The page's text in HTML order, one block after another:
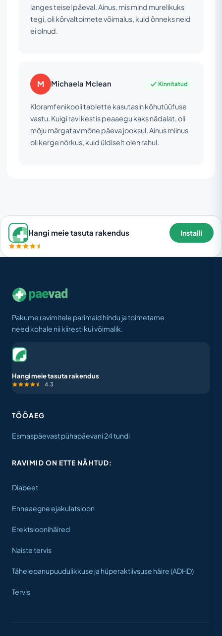
langes teisel päeval. Ainus, mis mind murelikuks
tegi, oli kõrvaltoimete võimalus, kuid õnneks neid
ei olnud.
M Michaela Mclean Kinnitatud
Kloramfenikooli tablette kasutasin kõhutüüfuse
vastu. Kuigi ravi kestis peaaegu kaks nädalat, oli
mõju märgatav mõne päeva jooksul. Ainus miinus
oli kerge nõrkus, kuid üldiselt olen rahul.
Hangi meie tasuta rakendus Installi
Pakume ravimitele parimaid hindu ja toimetame
need kohale nii kiiresti kui võimalik.
Hangi meie tasuta rakendus
4.3
TÖÖAEG
Esmaspäevast pühapäevani 24 tundi
RAVIMID ON ETTE NÄHTUD:
Diabeet
Enneaegne ejakulatsioon
Erektsioonihäired
Naiste tervis
Tähelepanupuudulikkuse ja hüperaktiivsuse häire (ADHD)
Tervis